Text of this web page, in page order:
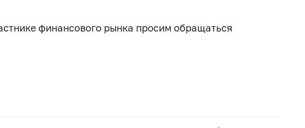
финансового рынка просим обращаться